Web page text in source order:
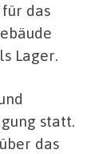
das
Lager.
statt.
das